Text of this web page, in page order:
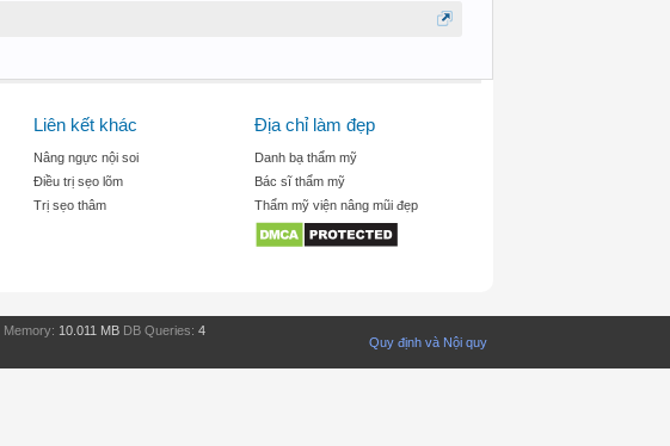
Liên kết khác
Nâng ngực nội soi
Điều trị sẹo lõm
Trị sẹo thâm
Địa chỉ làm đẹp
Danh bạ thẩm mỹ
Bác sĩ thẩm mỹ
Thẩm mỹ viện nâng mũi đẹp
Quy định và Nội quy
Memory: 10.011 MB DB Queries: 4